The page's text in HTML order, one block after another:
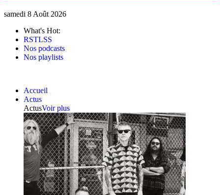
samedi 8 Août 2026
What's Hot:
RSTLSS
Nos podcasts
Nos playlists
Accueil
Actus
ActusVoir plus